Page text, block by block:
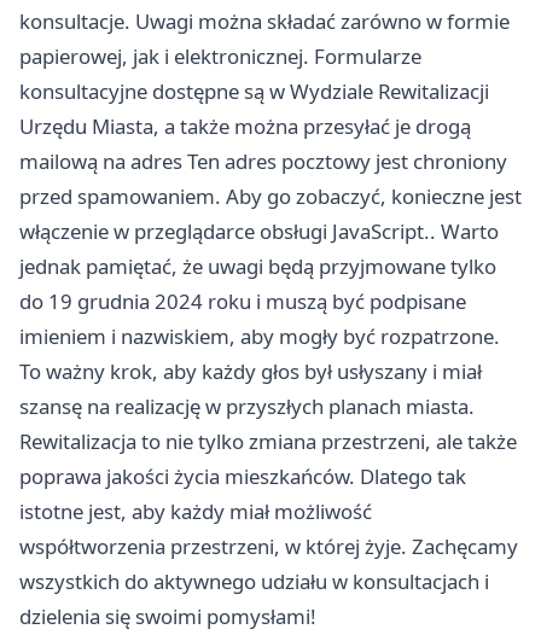
konsultacje. Uwagi można składać zarówno w formie
papierowej, jak i elektronicznej. Formularze
konsultacyjne dostępne są w Wydziale Rewitalizacji
Urzędu Miasta, a także można przesyłać je drogą
mailową na adres Ten adres pocztowy jest chroniony
przed spamowaniem. Aby go zobaczyć, konieczne jest
włączenie w przeglądarce obsługi JavaScript.. Warto
jednak pamiętać, że uwagi będą przyjmowane tylko
do 19 grudnia 2024 roku i muszą być podpisane
imieniem i nazwiskiem, aby mogły być rozpatrzone.
To ważny krok, aby każdy głos był usłyszany i miał
szansę na realizację w przyszłych planach miasta.
Rewitalizacja to nie tylko zmiana przestrzeni, ale także
poprawa jakości życia mieszkańców. Dlatego tak
istotne jest, aby każdy miał możliwość
współtworzenia przestrzeni, w której żyje. Zachęcamy
wszystkich do aktywnego udziału w konsultacjach i
dzielenia się swoimi pomysłami!